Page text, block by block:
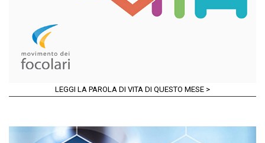
LEGGI LA PAROLA DI VITA DI QUESTO MESE >